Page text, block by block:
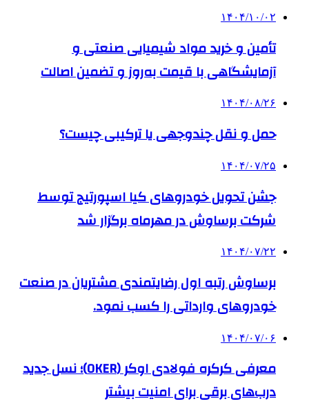
۱۴۰۴/۱۰/۰۲
تأمین و خرید مواد شیمیایی صنعتی و
آزمایشگاهی با قیمت به‌روز و تضمین اصالت
۱۴۰۴/۰۸/۲۶
حمل و نقل چندوجهی یا ترکیبی چیست؟
۱۴۰۴/۰۷/۲۵
جشن تحویل خودروهای کیا اسپورتیج توسط
شرکت برساوش در مهرماه برگزار شد
۱۴۰۴/۰۷/۲۲
برساوش رتبه اول رضایتمندی مشتریان در صنعت
خودروهای وارداتی را کسب نمود.
۱۴۰۴/۰۷/۰۶
معرفی کرکره فولادی اوکر (OKER)؛ نسل جدید
درب‌های برقی برای امنیت بیشتر